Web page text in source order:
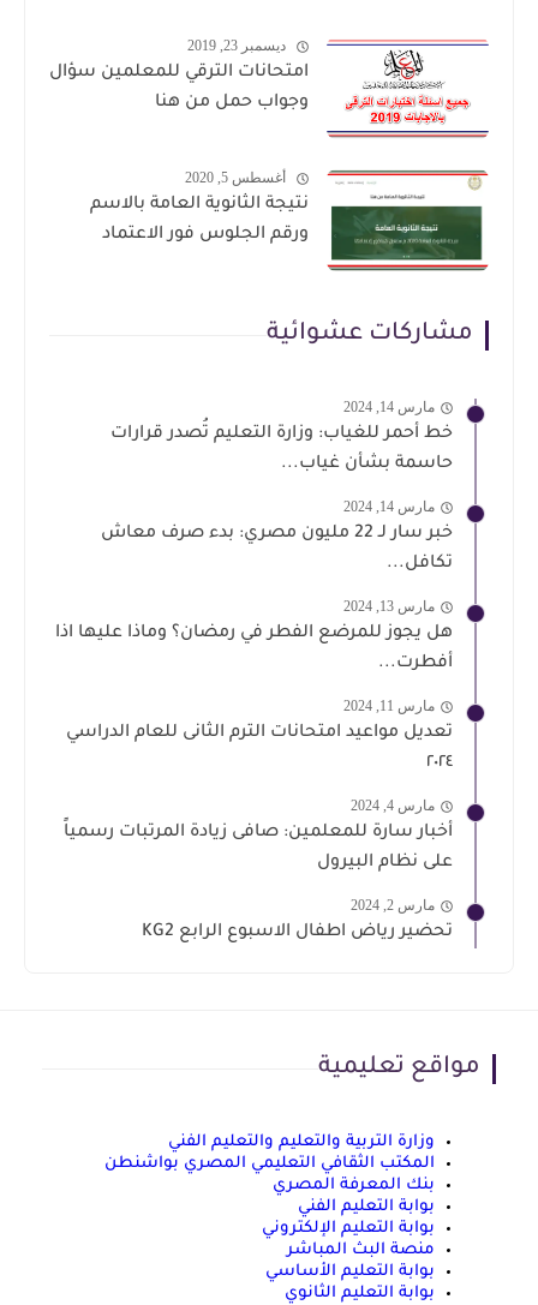
ديسمبر 23, 2019
امتحانات الترقي للمعلمين سؤال
وجواب حمل من هنا
أغسطس 5, 2020
نتيجة الثانوية العامة بالاسم
ورقم الجلوس فور الاعتماد
مشاركات عشوائية
مارس 14, 2024
خط أحمر للغياب: وزارة التعليم تُصدر قرارات
حاسمة بشأن غياب...
مارس 14, 2024
خبر سار لـ 22 مليون مصري: بدء صرف معاش
تكافل...
مارس 13, 2024
هل يجوز للمرضع الفطر في رمضان؟ وماذا عليها اذا
أفطرت...
مارس 11, 2024
تعديل مواعيد امتحانات الترم الثانى للعام الدراسي
٢٠٢٤
مارس 4, 2024
أخبار سارة للمعلمين: صافى زيادة المرتبات رسمياً
على نظام البيرول
مارس 2, 2024
تحضير رياض اطفال الاسبوع الرابع KG2
مواقع تعليمية
وزارة التربية والتعليم والتعليم الفني
المكتب الثقافي التعليمي المصري بواشنطن
بنك المعرفة المصري
بوابة التعليم الفني
بوابة التعليم الإلكتروني
منصة البث المباشر
بوابة التعليم الأساسي
بوابة التعليم الثانوي